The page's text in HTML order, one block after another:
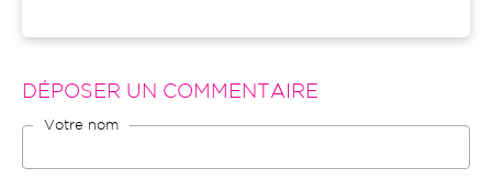
DÉPOSER UN COMMENTAIRE
Votre nom